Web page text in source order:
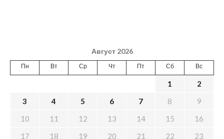
Август 2026
Пн Вт Ср Чт Пт Сб Вс
1
2
3
4 5 6 7 8
9
10
11 12 13 14 15
16
17
18 19 20 21 22
23